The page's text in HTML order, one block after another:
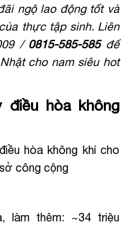
ngộ lao động tốt và
thực tập sinh. Liên
/ 0815-585-585để
cho nam siêu hot
điều hòa không
hòa không khí cho
công cộng
làm thêm: ~34 triệu